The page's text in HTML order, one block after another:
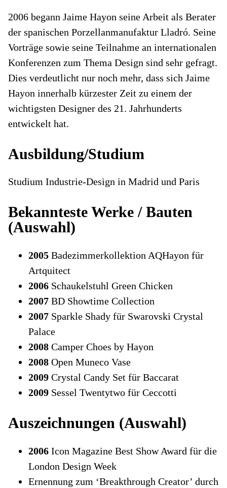
2006 begann Jaime Hayon seine Arbeit als Berater
der spanischen Porzellanmanufaktur Lladró. Seine
Vorträge sowie seine Teilnahme an internationalen
Konferenzen zum Thema Design sind sehr gefragt.
Dies verdeutlicht nur noch mehr, dass sich Jaime
Hayon innerhalb kürzester Zeit zu einem der
wichtigsten Designer des 21. Jahrhunderts
entwickelt hat.
Ausbildung/Studium
Studium Industrie-Design in Madrid und Paris
Bekannteste Werke / Bauten
(Auswahl)
2005 Badezimmerkollektion AQHayon für
Artquitect
2006 Schaukelstuhl Green Chicken
2007 BD Showtime Collection
2007 Sparkle Shady für Swarovski Crystal
Palace
2008 Camper Choes by Hayon
2008 Open Muneco Vase
2009 Crystal Candy Set für Baccarat
2009 Sessel Twentytwo für Ceccotti
Auszeichnungen (Auswahl)
2006 Icon Magazine Best Show Award für die
London Design Week
Ernennung zum ‘Breakthrough Creator’ durch